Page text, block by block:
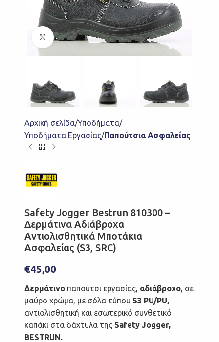
Click to enlarge
Αρχική σελίδα Υποδήματα
Υποδήματα Εργασίας Παπούτσια Ασφαλείας
Safety Jogger Bestrun 810300 –
Δερμάτινα Αδιάβροχα
Αντιολισθητικά Μποτάκια
Ασφαλείας (S3, SRC)
€45,00
Δερμάτινο παπούτσι εργασίας, αδιάβροχο, σε
μαύρο χρώμα, με σόλα τύπου S3 PU/PU,
αντιολισθητική και εσωτερικό συνθετικό
καπάκι στα δάχτυλα της Safety Jogger,
BESTRUN.